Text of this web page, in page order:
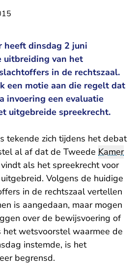
heeft dinsdag 2 juni
uitbreiding van het
in de rechtszaal.
een motie aan die regelt dat
invoering een evaluatie
uitgebreide spreekrecht.
tekende zich tijdens het debat
al af dat de Tweede Kamer
als het spreekrecht voor
Volgens de huidige
in de rechtszaal vertellen
is aangedaan, maar mogen
over de bewijsvoering of
het wetsvoorstel waarmee de
instemde, is het
begrensd.